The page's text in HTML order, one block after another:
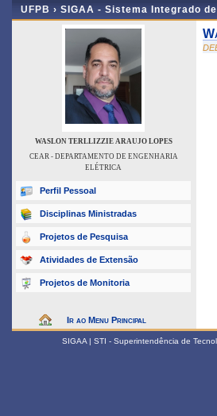
UFPB › SIGAA - Sistema Integrado
WASLON TERLLIZZIE ARAUJO LOPES
CEAR - DEPARTAMENTO DE ENGENHARIA
ELÉTRICA
Perfil Pessoal
Disciplinas Ministradas
Projetos de Pesquisa
Atividades de Extensão
Projetos de Monitoria
Ir ao Menu Principal
SIGAA | STI - Superintendência de